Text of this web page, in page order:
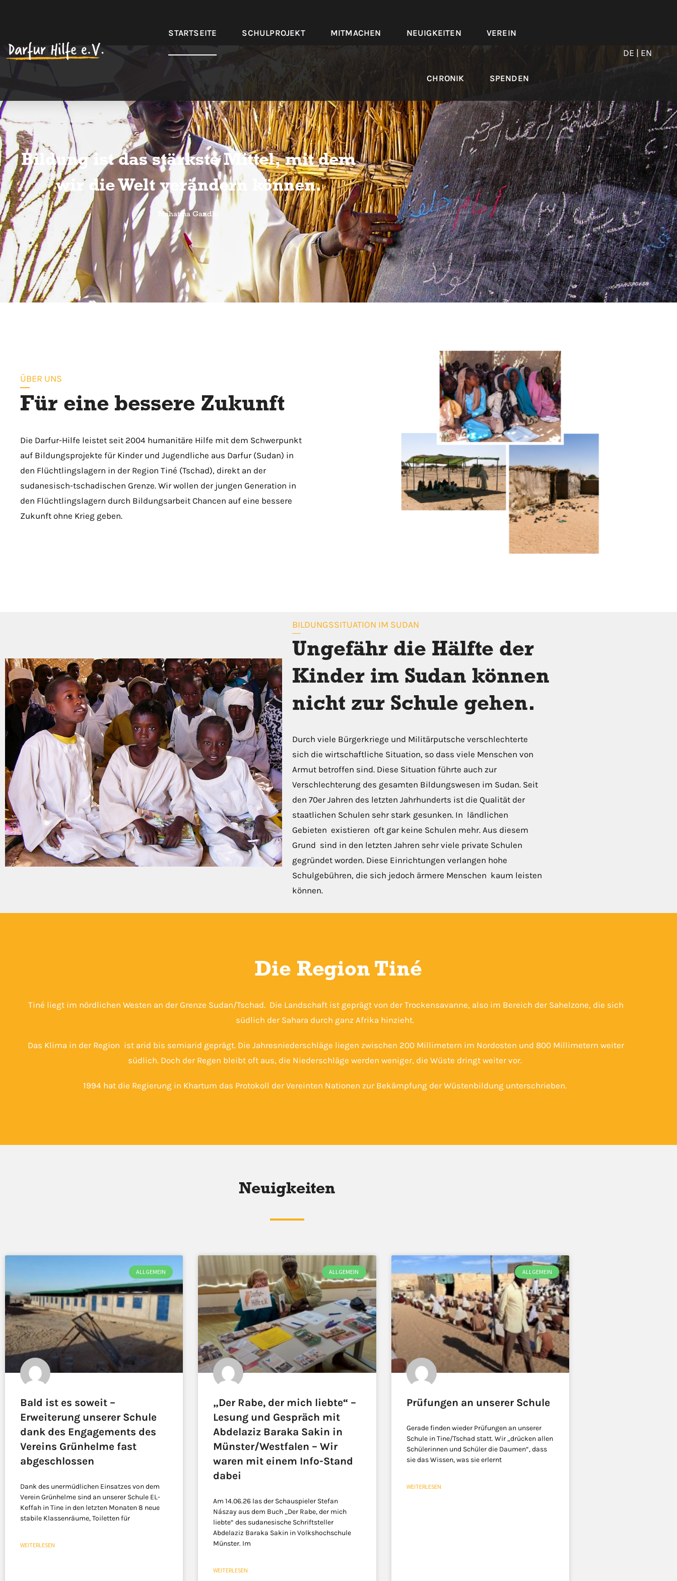
STARTSEITE SCHULPROJEKT MITMACHEN NEUIGKEITEN VEREIN
CHRONIK SPENDEN
DE | EN
Bildung ist das stärkste Mittel, mit dem
wir die Welt verändern können.
Mahatma Gandhi
ÜBER UNS
Für eine bessere Zukunft
Die Darfur-Hilfe leistet seit 2004 humanitäre Hilfe mit dem Schwerpunkt
auf Bildungsprojekte für Kinder und Jugendliche aus Darfur (Sudan) in
den Flüchtlingslagern in der Region Tiné (Tschad), direkt an der
sudanesisch-tschadischen Grenze. Wir wollen der jungen Generation in
den Flüchtlingslagern durch Bildungsarbeit Chancen auf eine bessere
Zukunft ohne Krieg geben.
BILDUNGSSITUATION IM SUDAN
Ungefähr die Hälfte der
Kinder im Sudan können
nicht zur Schule gehen.
Durch viele Bürgerkriege und Militärputsche verschlechterte
sich die wirtschaftliche Situation, so dass viele Menschen von
Armut betroffen sind. Diese Situation führte auch zur
Verschlechterung des gesamten Bildungswesen im Sudan. Seit
den 70er Jahren des letzten Jahrhunderts ist die Qualität der
staatlichen Schulen sehr stark gesunken. In ländlichen
Gebieten existieren oft gar keine Schulen mehr. Aus diesem
Grund sind in den letzten Jahren sehr viele private Schulen
gegründet worden. Diese Einrichtungen verlangen hohe
Schulgebühren, die sich jedoch ärmere Menschen kaum leisten
können.
Die Region Tiné
Tiné liegt im nördlichen Westen an der Grenze Sudan/Tschad. Die Landschaft ist geprägt von der Trockensavanne, also im Bereich der Sahelzone, die sich
südlich der Sahara durch ganz Afrika hinzieht.
Das Klima in der Region ist arid bis semiarid geprägt. Die Jahresniederschläge liegen zwischen 200 Millimetern im Nordosten und 800 Millimetern weiter
südlich. Doch der Regen bleibt oft aus, die Niederschläge werden weniger, die Wüste dringt weiter vor.
1994 hat die Regierung in Khartum das Protokoll der Vereinten Nationen zur Bekämpfung der Wüstenbildung unterschrieben.
Neuigkeiten
ALLGEMEIN
Bald ist es soweit –
Erweiterung unserer Schule
dank des Engagements des
Vereins Grünhelme fast
abgeschlossen
Dank des unermüdlichen Einsatzes von dem
Verein Grünhelme sind an unserer Schule EL-
Keffah in Tine in den letzten Monaten 8 neue
stabile Klassenräume, Toiletten für
WEITERLESEN
ALLGEMEIN
„Der Rabe, der mich liebte“ –
Lesung und Gespräch mit
Abdelaziz Baraka Sakin in
Münster/Westfalen – Wir
waren mit einem Info-Stand
dabei
Am 14.06.26 las der Schauspieler Stefan
Nászay aus dem Buch „Der Rabe, der mich
liebte“ des sudanesische Schriftsteller
Abdelaziz Baraka Sakin in Volkshochschule
Münster. Im
WEITERLESEN
ALLGEMEIN
Prüfungen an unserer Schule
Gerade finden wieder Prüfungen an unserer
Schule in Tine/Tschad statt. Wir „drücken allen
Schülerinnen und Schüler die Daumen“, dass
sie das Wissen, was sie erlernt
WEITERLESEN